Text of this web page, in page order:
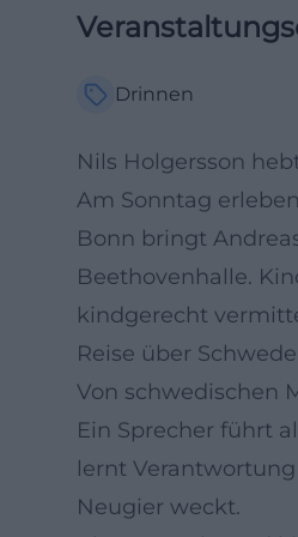
Drinnen
Nils Holgersson
Am Sonntag
Bonn bringt
Beethovenhalle.
kindgerecht
Reise über
Von schwedischen
Ein Sprecher führt
lernt
Neugier weckt.